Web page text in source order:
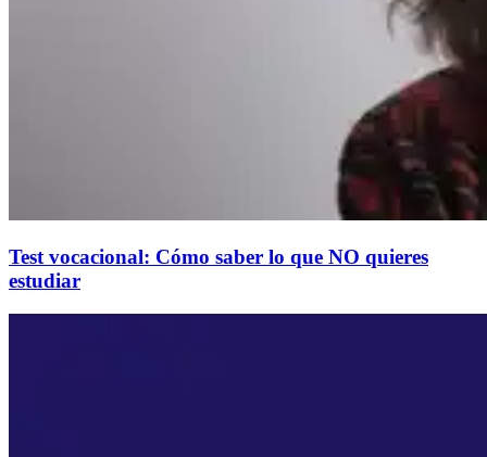
Test vocacional: Cómo saber lo que NO quieres
estudiar